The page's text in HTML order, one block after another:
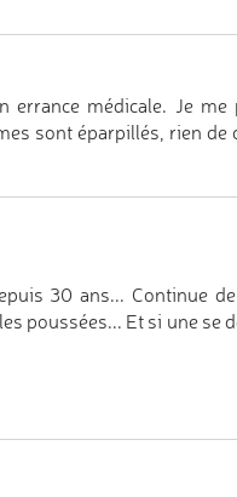
médicale. Je me
sont éparpillés, rien de
30 ans... Continue
poussées... Et si une se